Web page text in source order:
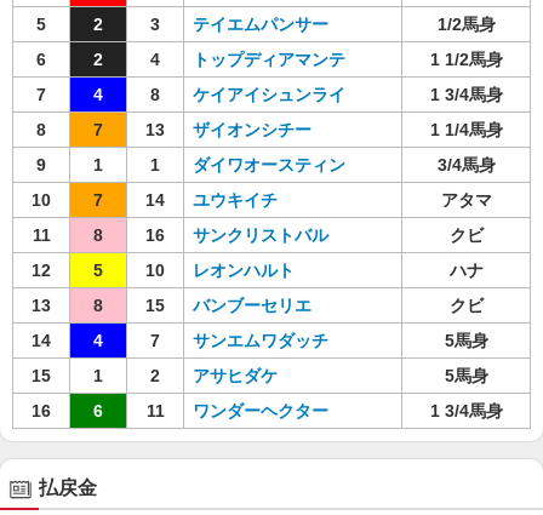
5
2 3 テイエムパンサー
1/2馬身
6
2 4 トップディアマンテ
1 1/2馬身
7
4 8 ケイアイシュンライ
1 3/4馬身
8
7 13 ザイオンシチー
1 1/4馬身
9
1 1 ダイワオースティン
3/4馬身
10
7 14 ユウキイチ
アタマ
11
8 16 サンクリストバル
クビ
12
5 10 レオンハルト
ハナ
13
8 15 バンブーセリエ
クビ
14
4 7 サンエムワダッチ
5馬身
15
1 2 アサヒダケ
5馬身
16
6 11 ワンダーヘクター 1 3/4馬身
払戻金